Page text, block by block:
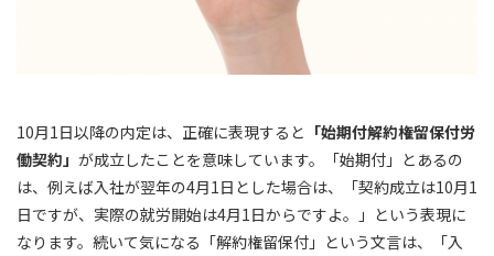
10月1日以降の内定は、正確に表現すると 「始期付解約権留保付労
働契約」 が成立したことを意味しています。「始期付」とあるの
は、例えば入社が翌年の4月1日とした場合は、
「契約成立は10月1
日ですが、実際の就労開始は4月1日からですよ。」 という表現に
なります。続いて気になる「解約権留保付」という文言は、
「入